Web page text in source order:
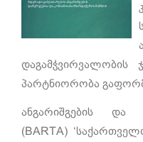
პარტნიორობა
ანგარიშგების და
(BARTA)